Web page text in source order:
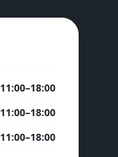
11:00–18:00
11:00–18:00
11:00–18:00